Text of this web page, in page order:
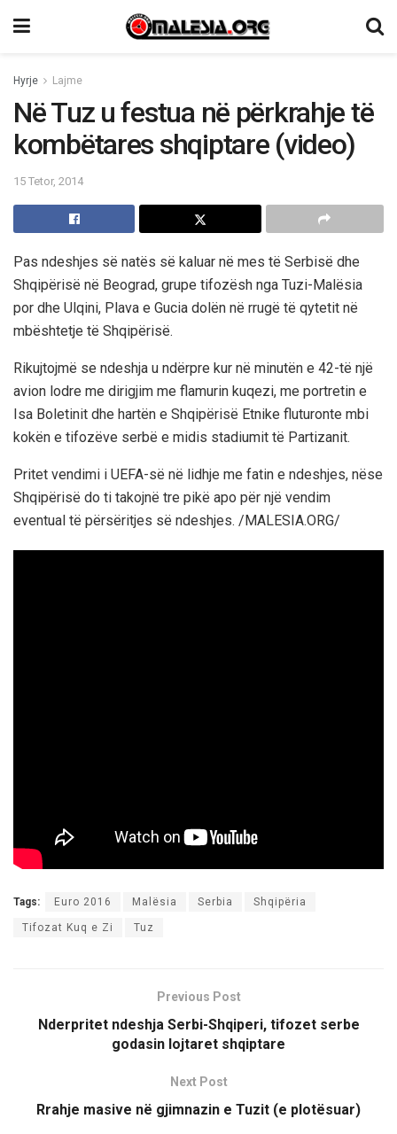
Hyrje Lajme
Në Tuz u festua në përkrahje të
kombëtares shqiptare (video)
15 Tetor, 2014
Pas ndeshjes së natës së kaluar në mes të Serbisë dhe
Shqipërisë në Beograd, grupe tifozësh nga Tuzi-Malësia
por dhe Ulqini, Plava e Gucia dolën në rrugë të qytetit në
mbështetje të Shqipërisë.
Rikujtojmë se ndeshja u ndërpre kur në minutën e 42-të një
avion lodre me dirigjim me flamurin kuqezi, me portretin e
Isa Boletinit dhe hartën e Shqipërisë Etnike fluturonte mbi
kokën e tifozëve serbë e midis stadiumit të Partizanit.
Pritet vendimi i UEFA-së në lidhje me fatin e ndeshjes, nëse
Shqipërisë do ti takojnë tre pikë apo për një vendim
eventual të përsëritjes së ndeshjes. /MALESIA.ORG/
Tags: Euro 2016 Malësia Serbia Shqipëria
Tifozat Kuq e Zi Tuz
Previous Post
Nderpritet ndeshja Serbi-Shqiperi, tifozet serbe
godasin lojtaret shqiptare
Next Post
Rrahje masive në gjimnazin e Tuzit (e plotësuar)